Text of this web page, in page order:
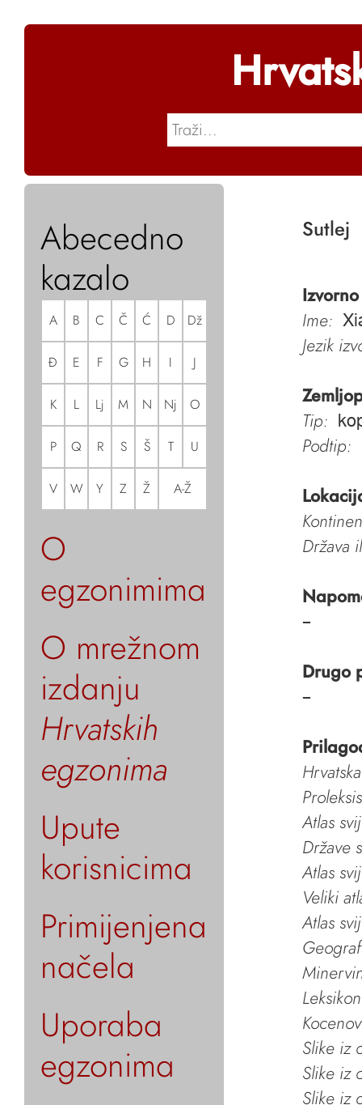
Abecedno
kazalo
A B C Č Ć D Dž
Đ E F G H I J
K L Lj M N Nj O
P Q R S Š T U
V W Y Z Ž A-Ž
O
egzonimima
O mrežnom
izdanju
Hrvatskih
egzonima
Upute
korisnicima
Primijenjena
načela
Uporaba
egzonima
Sutlej
Ime:
Jezik
Tip:
Podtip:
Država
–
Drugo
–
Atlas
Države
Atlas
Veliki
Atlas
Slike iz
Slike iz
Slike iz